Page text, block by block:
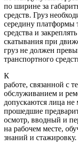
по ширине за
средств. Груз
середину платформы
средства и
скатывания при
груз не должен
транспортного
К
работе, связанной с
обслуживанием и
допускаются лица не
прошедшие
осмотр, вводный и
на рабочем месте,
знаний и стажировку.